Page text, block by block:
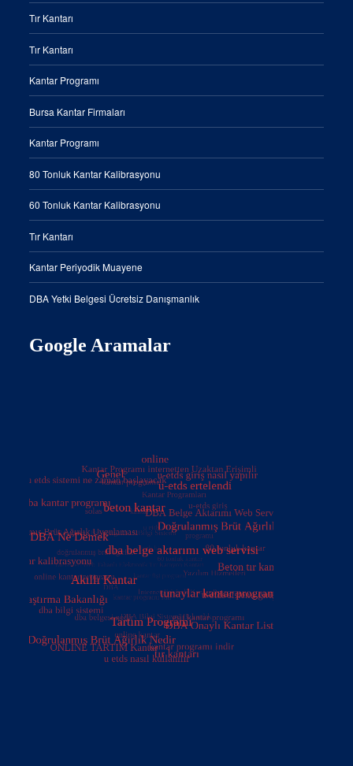
Tır Kantarı
Tır Kantarı
Kantar Programı
Bursa Kantar Firmaları
Kantar Programı
80 Tonluk Kantar Kalibrasyonu
60 Tonluk Kantar Kalibrasyonu
Tır Kantarı
Kantar Periyodik Muayene
DBA Yetki Belgesi Ücretsiz Danışmanlık
Google Aramalar